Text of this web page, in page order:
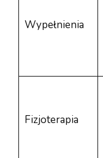
Wypełnienia
Fizjoterapia